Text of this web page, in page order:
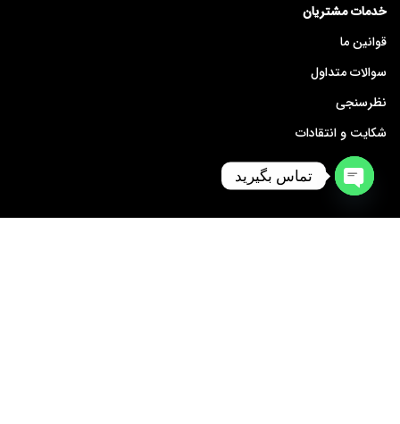
خدمات مشتریان
قوانین ما
سوالات متداول
نظرسنجی
شکایت و انتقادات
تماس بگیرید